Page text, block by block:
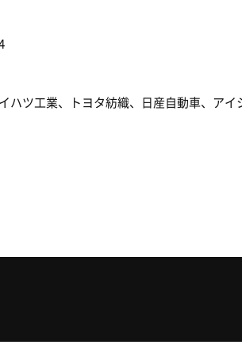
ハツ工業、トヨタ紡織、日産自動車、ア